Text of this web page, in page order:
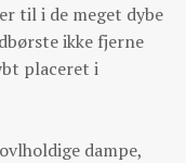
til i de meget dybe
ikke fjerne
placeret i
dampe,